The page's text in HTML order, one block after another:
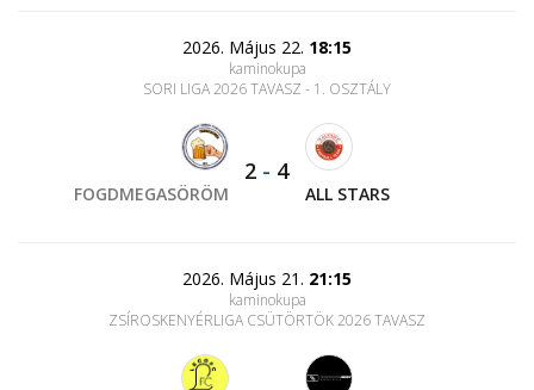
2026. Május 22. 18:15
kaminokupa
SORI LIGA 2026 TAVASZ - 1. OSZTÁLY
FOGDMEGASÖRÖM
2 - 4
ALL STARS
2026. Május 21. 21:15
kaminokupa
ZSÍROSKENYÉRLIGA CSÜTÖRTÖK 2026 TAVASZ